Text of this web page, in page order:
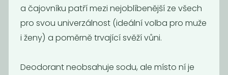
249Kč 229Kč
a čajovníku patří mezi nejoblíbenější ze všech
pro svou univerzálnost (ideální volba pro muže
i ženy) a poměrně trvající svěží vůni.
Deodorant neobsahuje sodu, ale místo ní je